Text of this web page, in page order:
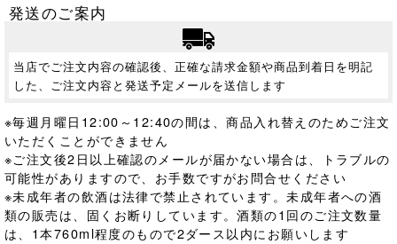
発送のご案内
当店でご注文内容の確認後、正確な請求金額や商品到着日を明記
した、ご注文内容と発送予定メールを送信します
※毎週月曜日12:00～12:40の間は、商品入れ替えのためご注文
いただくことができません
※ご注文後2日以上確認のメールが届かない場合は、トラブルの
可能性がありますので、お手数ですがお問合せください
※未成年者の飲酒は法律で禁止されています。未成年者への酒
類の販売は、固くお断りしています。酒類の1回のご注文数量
は、1本760ml程度のもので2ダース以内にお願いします